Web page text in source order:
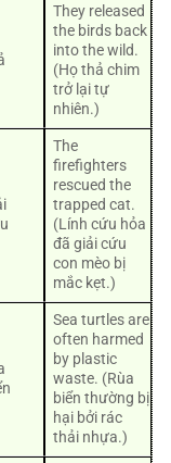
They released
the birds back
into the wild.
(Họ thả chim
trở lại tự
nhiên.)
The
firefighters
rescued the
trapped cat.
(Lính cứu hỏa
đã giải cứu
con mèo bị
mắc kẹt.)
Sea turtles are
often harmed
by plastic
waste. (Rùa
biển thường bị
hại bởi rác
thải nhựa.)